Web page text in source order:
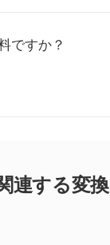
ですか？
連する変換